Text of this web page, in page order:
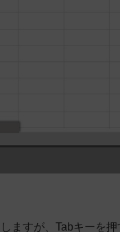
ますが、Tabキーを